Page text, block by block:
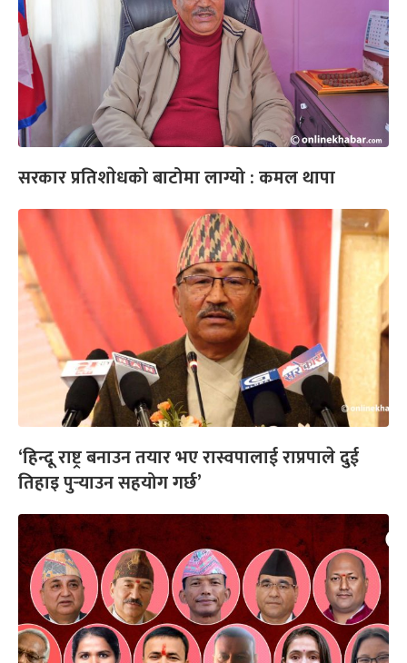
सरकार प्रतिशाेधको बाटोमा लाग्यो : कमल थापा
‘हिन्दू राष्ट्र बनाउन तयार भए रास्वपालाई राप्रपाले दुई
तिहाइ पुर्‍याउन सहयोग गर्छ’